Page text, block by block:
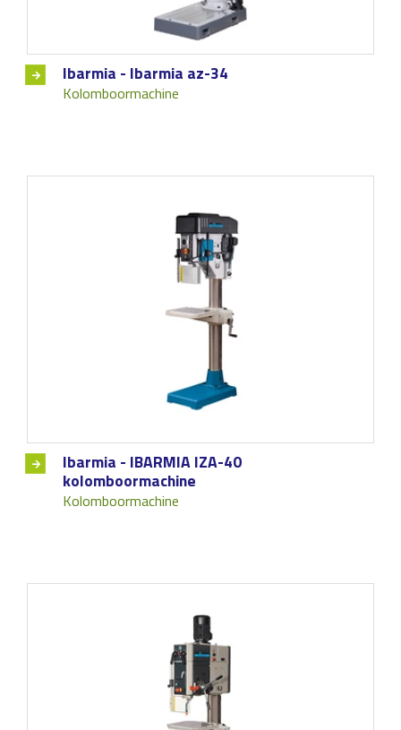
Ibarmia - Ibarmia az-34
Kolomboormachine
Ibarmia - IBARMIA IZA-40
kolomboormachine
Kolomboormachine